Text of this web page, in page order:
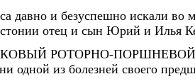
давно и безуспешно искали во
отец и сын Юрий и Илья
РОТОРНО-ПОРШНЕВОЙ
одной из болезней своего